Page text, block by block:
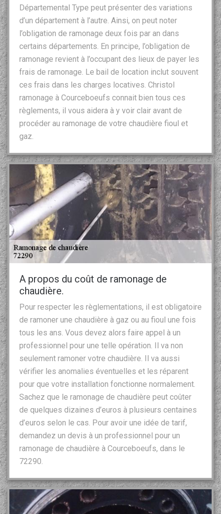
Départemental Type peut présenter des variations
d’un département à l’autre. Ainsi, on peut noter
l’obligation de ramonage deux fois par an dans
certains départements. En principe, l’obligation de
ramonage revient à l’occupant des lieux de payer les
frais de ramonage. Le bail de location inclut souvent
ces frais dans les charges locatives. Christol
ramonage à Courceboeufs connait bien tous ces
règlements, il vous aidera à y voir clair avant de
procéder au ramonage de votre chaudière fioul et
gaz.
A propos du coût de ramonage de
chaudière.
Pour respecter les règlementations, il est obligatoire
de ramoner une chaudière à gaz ou au fioul une fois
tous les ans. Vous devez alors faire appel à un
professionnel pour une telle opération. Il va non
seulement ramoner votre chaudière. Il va aussi
vérifier les anomalies éventuelles et les réparent
pour que votre installation fonctionne normalement.
Sachez que le ramonage de chaudière peut coûter
de quelques dizaines d’euros à plusieurs centaines
d’euros selon le cas. Pour avoir une idée de tarif,
demandez un devis à un professionnel pour un
ramonage de chaudière à Courceboeufs, dans le
72290.